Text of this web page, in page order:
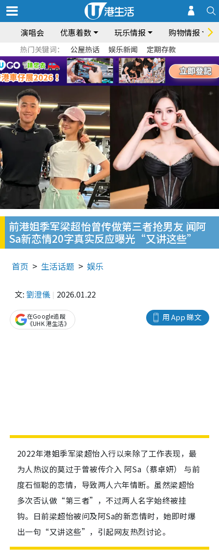
演唱会 优惠着数 玩乐情报 购物情报
热门关键词： 公屋热话 娱乐新闻 定期存款
前港姐季军梁超怡曾传做第三者抢男友 闻阿
Sa新恋情20字真实反应曝光“又讲这些”
首页 生活话题 娱乐
文: 劉澄儀 2026.01.22
用 App 睇文
在Google追蹤
《UHK 港生活》
2022年港姐季军梁超怡入行以来除了工作表现，最
为人热议的莫过于曾被传介入 阿Sa（蔡卓妍） 与前
度石恒聪的恋情，导致两人六年情断。虽然梁超怡
多次否认做“第三者”，不过两人名字始终被挂
钩。日前梁超怡被问及阿Sa的新恋情时，她即时爆
出一句“又讲这些”，引起网友热烈讨论。